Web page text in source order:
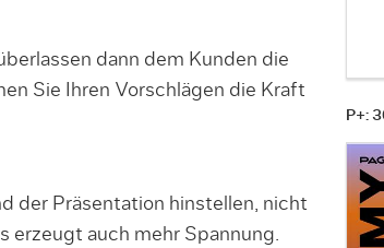
dann dem Kunden die
Sie Ihren Vorschlägen die Kraft
der Präsentation hinstellen, nicht
erzeugt auch mehr Spannung.
P+: